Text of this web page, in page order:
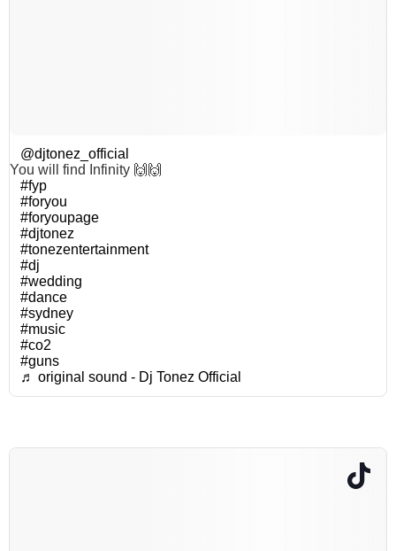
@djtonez_official
You will find Infinity 🙌🙌
#fyp
#foryou
#foryoupage
#djtonez
#tonezentertainment
#dj
#wedding
#dance
#sydney
#music
#co2
#guns
♬ original sound - Dj Tonez Official